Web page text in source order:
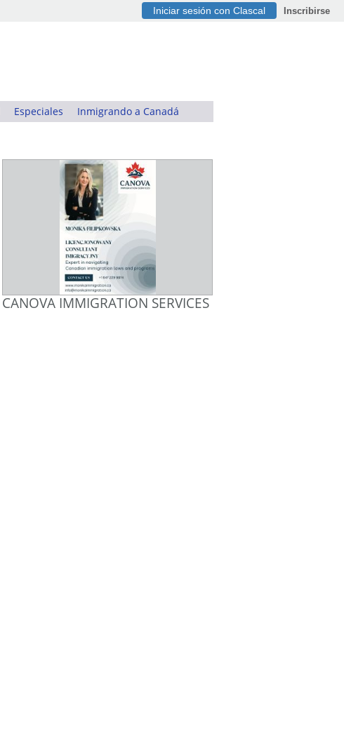
Iniciar sesión con Clascal Inscribirse
Especiales Inmigrando a Canadá
CANOVA IMMIGRATION SERVICES